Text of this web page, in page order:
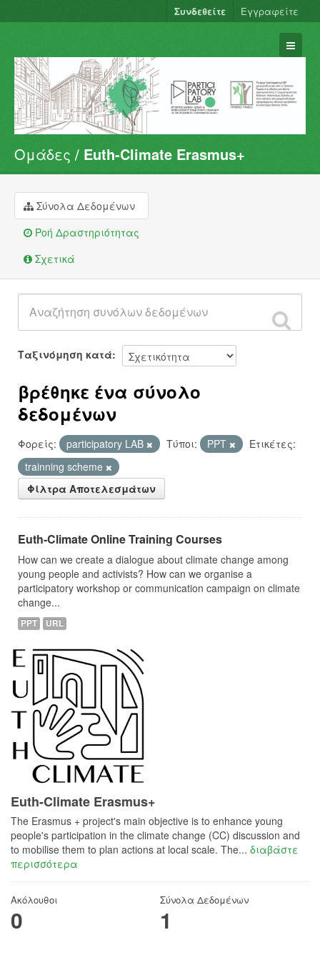
Συνδεθείτε Εγγραφείτε
Σύνολα Δεδομένων
Φορείς
Ομάδες
Σχετικά
Ομάδες Euth-Climate Erasmus+
Σύνολα Δεδομένων
Ροή Δραστηριότητας
Σχετικά
Ταξινόμηση κατά
βρέθηκε ένα σύνολο
δεδομένων
Φορείς: participatory LAB Τύποι: PPT
Ετικέτες:
trainning scheme
Φίλτρα Αποτελεσμάτων
Euth-Climate Online Training Courses
How can we create a dialogue about climate change among
young people and activists? How can we organise a
participatory workshop or communication campaign on climate
change...
PPT URL
Euth-Climate Erasmus+
The Erasmus + project's main objective is to enhance young
people's participation in the climate change (CC) discussion and
to mobilise them to plan actions at local scale. The... διαβάστε
περισσότερα
Ακόλουθοι
0
Σύνολα Δεδομένων
1